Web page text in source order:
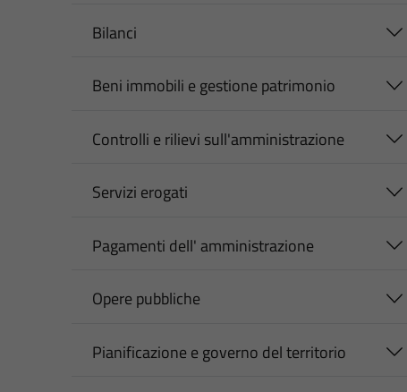
Bilanci
Beni immobili e gestione patrimonio
Controlli e rilievi sull'amministrazione
Servizi erogati
Pagamenti dell' amministrazione
Opere pubbliche
Pianificazione e governo del territorio